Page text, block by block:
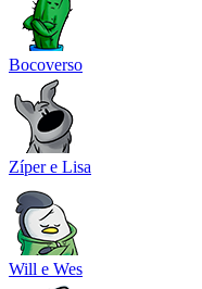
Bocoverso
Zíper e Lisa
Will e Wes